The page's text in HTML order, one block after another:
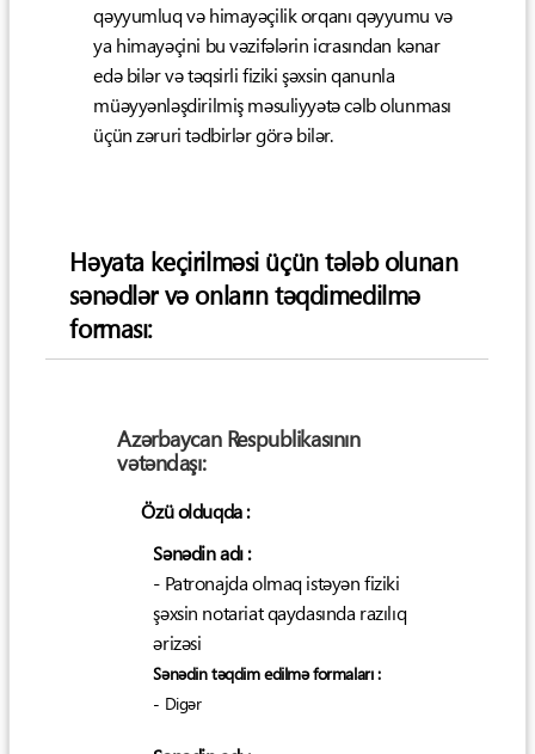
qəyyumluq və himayəçilik orqanı qəyyumu və
ya himayəçini bu vəzifələrin icrasından kənar
edə bilər və təqsirli fiziki şəxsin qanunla
müəyyənləşdirilmiş məsuliyyətə cəlb olunması
üçün zəruri tədbirlər görə bilər.
Həyata keçirilməsi üçün tələb olunan
sənədlər və onların təqdimedilmə
forması:
Azərbaycan Respublikasının
vətəndaşı:
Özü olduqda :
Sənədin adı :
- Patronajda olmaq istəyən fiziki
şəxsin notariat qaydasında razılıq
ərizəsi
Sənədin təqdim edilmə formaları :
- Digər